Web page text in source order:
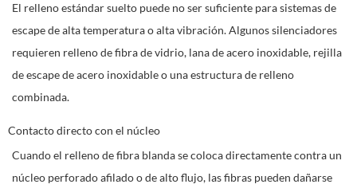
El relleno estándar suelto puede no ser suficiente para sistemas de
escape de alta temperatura o alta vibración. Algunos silenciadores
requieren relleno de fibra de vidrio, lana de acero inoxidable, rejilla
de escape de acero inoxidable o una estructura de relleno
combinada.
Contacto directo con el núcleo
Cuando el relleno de fibra blanda se coloca directamente contra un
núcleo perforado afilado o de alto flujo, las fibras pueden dañarse